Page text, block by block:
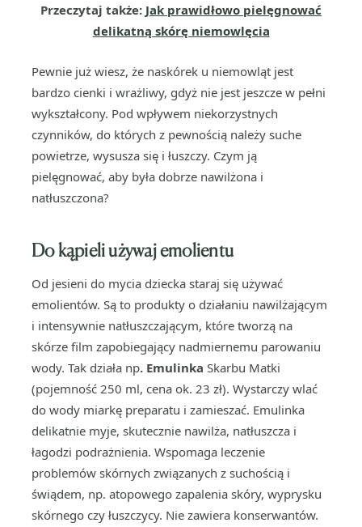
Przeczytaj także: Jak prawidłowo pielęgnować
delikatną skórę niemowlęcia
Pewnie już wiesz, że naskórek u niemowląt jest
bardzo cienki i wrażliwy, gdyż nie jest jeszcze w pełni
wykształcony. Pod wpływem niekorzystnych
czynników, do których z pewnością należy suche
powietrze, wysusza się i łuszczy. Czym ją
pielęgnować, aby była dobrze nawilżona i
natłuszczona?
Do kąpieli używaj emolientu
Od jesieni do mycia dziecka staraj się używać
emolientów. Są to produkty o działaniu nawilżającym
i intensywnie natłuszczającym, które tworzą na
skórze film zapobiegający nadmiernemu parowaniu
wody. Tak działa np. Emulinka Skarbu Matki
(pojemność 250 ml, cena ok. 23 zł). Wystarczy wlać
do wody miarkę preparatu i zamieszać. Emulinka
delikatnie myje, skutecznie nawilża, natłuszcza i
łagodzi podrażnienia. Wspomaga leczenie
problemów skórnych związanych z suchością i
świądem, np. atopowego zapalenia skóry, wyprysku
skórnego czy łuszczycy. Nie zawiera konserwantów.